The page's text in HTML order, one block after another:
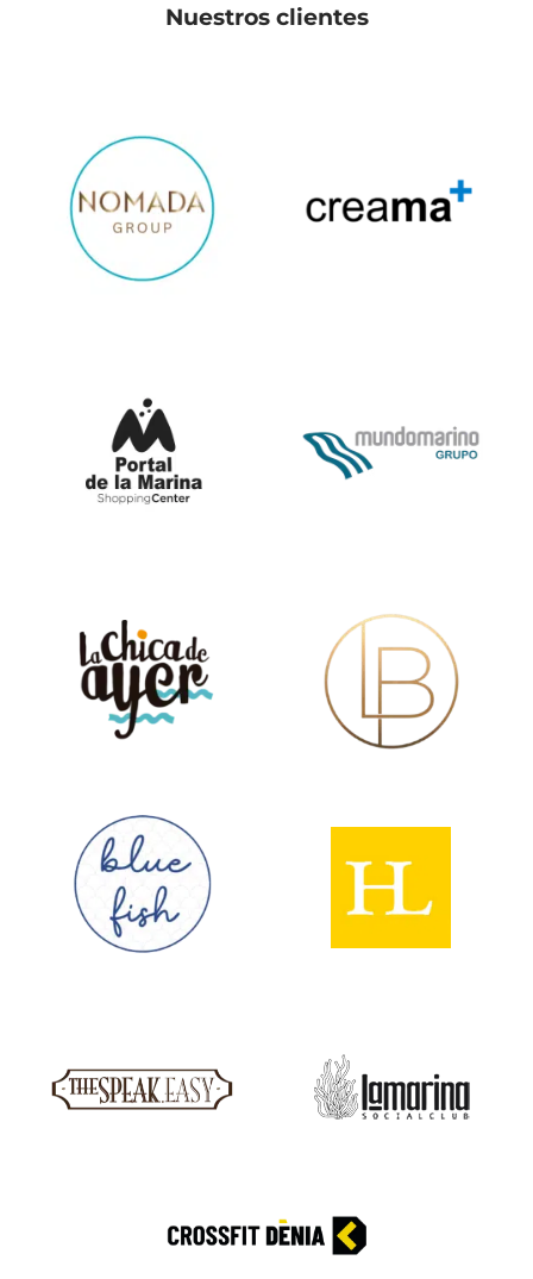
Nuestros clientes